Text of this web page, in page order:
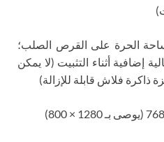
الحرة على القرص الصلب؛
إضافية أثناء التثبيت (لا يمكن
ذاكرة فلاش قابلة للإزالة)